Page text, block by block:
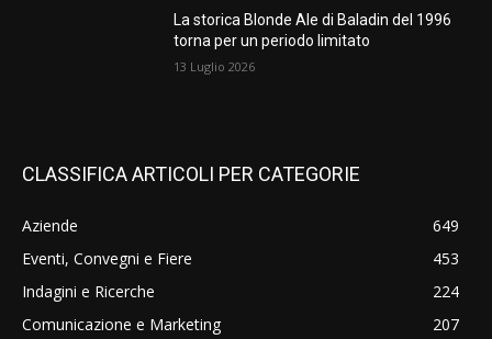
La storica Blonde Ale di Baladin del 1996
torna per un periodo limitato
13 Luglio 2026
CLASSIFICA ARTICOLI PER CATEGORIE
Aziende
649
Eventi, Convegni e Fiere
453
Indagini e Ricerche
224
Comunicazione e Marketing
207